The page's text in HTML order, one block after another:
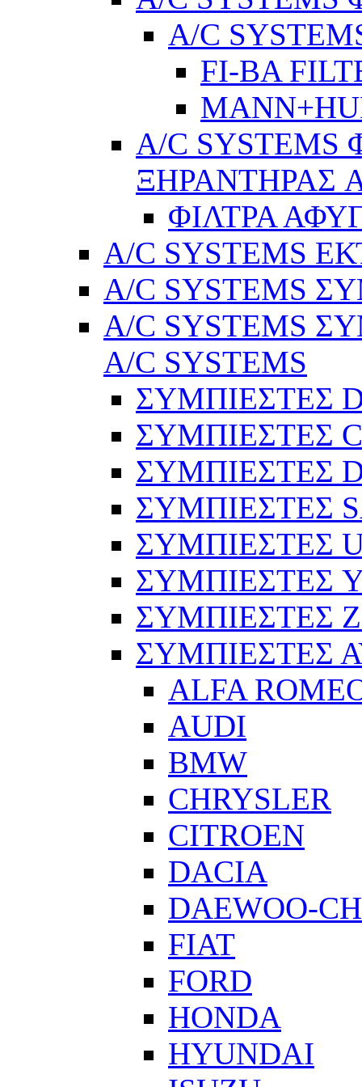
A/C
FI-BA
A/C
ΞΗΡΑΝΤΗΡΑΣ
ΦΙΛΤΡΑ
A/C SYSTEMS
A/C SYSTEMS
A/C SYSTEMS
A/C SYSTEMS
ΣΥΜΠΙΕΣΤΕΣ
ΣΥΜΠΙΕΣΤΕΣ
ΣΥΜΠΙΕΣΤΕΣ
ΣΥΜΠΙΕΣΤΕΣ
ΣΥΜΠΙΕΣΤΕΣ
ΣΥΜΠΙΕΣΤΕΣ
ΣΥΜΠΙΕΣΤΕΣ
ΣΥΜΠΙΕΣΤΕΣ
ALFA
AUDI
BMW
CHRYSLER
CITROEN
DACIA
DAEWOO-
FIAT
FORD
HONDA
HYUNDAI